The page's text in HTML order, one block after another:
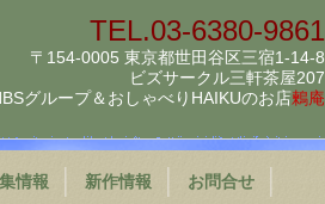
TEL.03-6380-9861
〒154-0005 東京都世田谷区三宿1-14-8
ビズサークル三軒茶屋207
グループ＆ おしゃべりHAIKUのお店鶫庵
情報 新作情報 お問合せ